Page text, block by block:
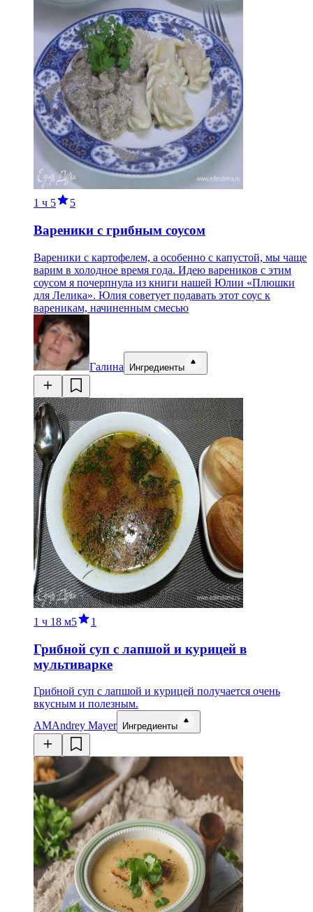
1 ч 5 5
Вареники с грибным соусом
Вареники с картофелем, а особенно с капустой, мы чаще
варим в холодное время года. Идею вареников с этим
соусом я почерпнула из книги нашей Юлии «Плюшки
для Лелика». Юлия советует подавать этот соус к
вареникам, начиненным смесью
Галина Ингредиенты
1 ч 18 м5 1
Грибной суп с лапшой и курицей в
мультиварке
Грибной суп с лапшой и курицей получается очень
вкусным и полезным.
AMAndrey Mayer Ингредиенты